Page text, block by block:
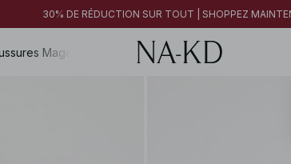
FINAL SALE | SHOPPEZ MAINTENANT
FINAL SALE | SHOPPEZ MAINTENANT
30% DE RÉDUCTION SUR TOUT | SHOPPEZ
Magazine